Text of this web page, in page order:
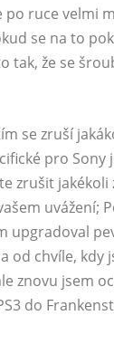
po ruce velmi
se na to
tak, že se
se zruší
pro
zrušit jakékoli
uvážení;
upgradoval
od chvíle, kdy
znovu jsem
do